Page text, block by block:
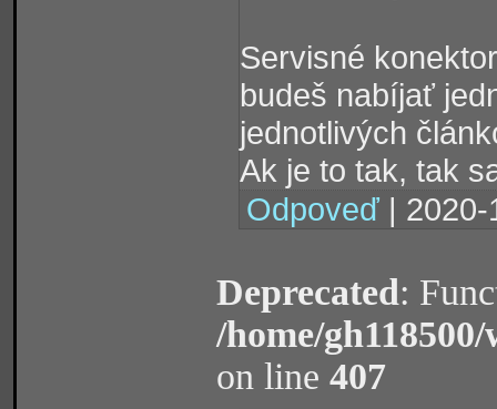
Servisné
budeš nabíjať
jednotlivých
Ak je to tak, tak
Odpoveď |
Deprecated:
/home/
on line 407